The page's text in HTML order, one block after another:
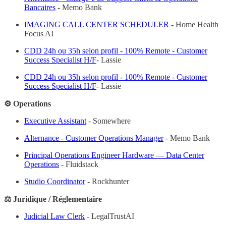
Bancaires - Memo Bank
IMAGING CALL CENTER SCHEDULER - Home Health
Focus AI
CDD 24h ou 35h selon profil - 100% Remote - Customer
Success Specialist H/F- Lassie
CDD 24h ou 35h selon profil - 100% Remote - Customer
Success Specialist H/F- Lassie
⚙️ Operations
Executive Assistant - Somewhere
Alternance - Customer Operations Manager- Memo Bank
Principal Operations Engineer Hardware — Data Center
Operations - Fluidstack
Studio Coordinator- Rockhunter
⚖️ Juridique / Réglementaire
Judicial Law Clerk - LegalTrustAI